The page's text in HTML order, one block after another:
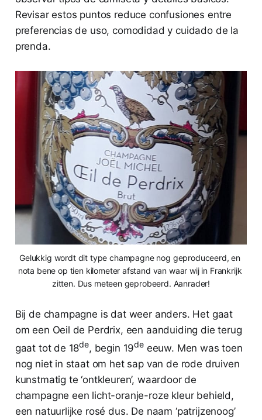
Revisar estos puntos reduce confusiones entre
preferencias de uso, comodidad y cuidado de la
prenda.
Gelukkig wordt dit type champagne nog geproduceerd, en
nota bene op tien kilometer afstand van waar wij in Frankrijk
zitten. Dus meteen geprobeerd. Aanrader!
Bij de champagne is dat weer anders. Het gaat
om een Oeil de Perdrix, een aanduiding die terug
gaat tot de 18de, begin 19deeeuw. Men was toen
nog niet in staat om het sap van de rode druiven
kunstmatig te ‘ontkleuren’, waardoor de
champagne een licht-oranje-roze kleur behield,
een natuurlijke rosé dus. De naam ‘patrijzenoog’